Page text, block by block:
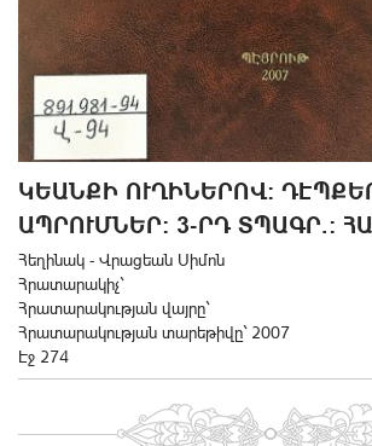
ԿԵԱՆՔԻ ՈՒՂԻՆԵՐՈՎ:
ԱՊՐՈՒՄՆԵՐ: 3-ՐԴ ՏՊԱԳՐ.:
Հեղինակ - Վրացեան Սիմոն
Հրատարակիչ`
Հրատարակության վայրը`
Հրատարակության տարեթիվը` 2007
Էջ 274